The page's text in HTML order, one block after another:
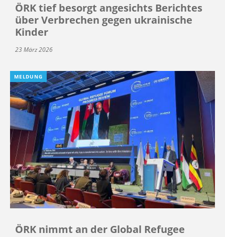
ÖRK tief besorgt angesichts Berichtes
über Verbrechen gegen ukrainische
Kinder
23 März 2026
MELDUNG
ÖRK nimmt an der Global Refugee